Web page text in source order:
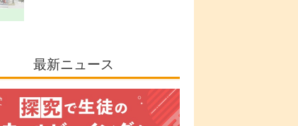
最新ニュース